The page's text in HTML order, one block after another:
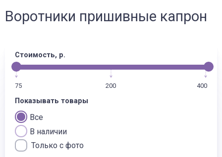
Воротники пришивные капрон
Стоимость, р.
75 200 400
Показывать товары
Все
В наличии
Только с фото